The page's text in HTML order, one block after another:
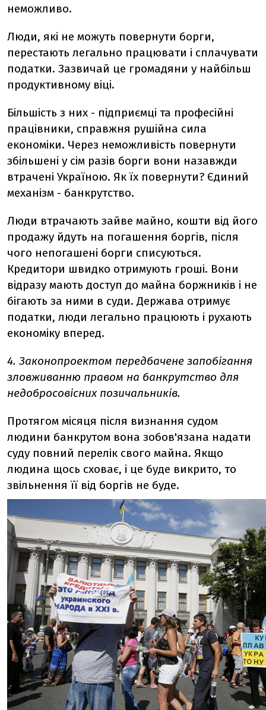
неможливо.
Люди, які не можуть повернути борги,
перестають легально працювати і сплачувати
податки. Зазвичай це громадяни у найбільш
продуктивному віці.
Більшість з них - підприємці та професійні
працівники, справжня рушійна сила
економіки. Через неможливість повернути
збільшені у сім разів борги вони назавжди
втрачені Україною. Як їх повернути? Єдиний
механізм - банкрутство.
Люди втрачають зайве майно, кошти від його
продажу йдуть на погашення боргів, після
чого непогашені борги списуються.
Кредитори швидко отримують гроші. Вони
відразу мають доступ до майна боржників і не
бігають за ними в суди. Держава отримує
податки, люди легально працюють і рухають
економіку вперед.
4. Законопроектом передбачене запобігання
зловживанню правом на банкрутство для
недобросовісних позичальників.
Протягом місяця після визнання судом
людини банкрутом вона зобов'язана надати
суду повний перелік свого майна. Якщо
людина щось сховає, і це буде викрито, то
звільнення її від боргів не буде.